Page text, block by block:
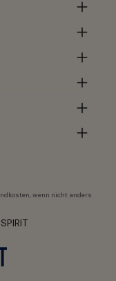
, wenn nicht anders